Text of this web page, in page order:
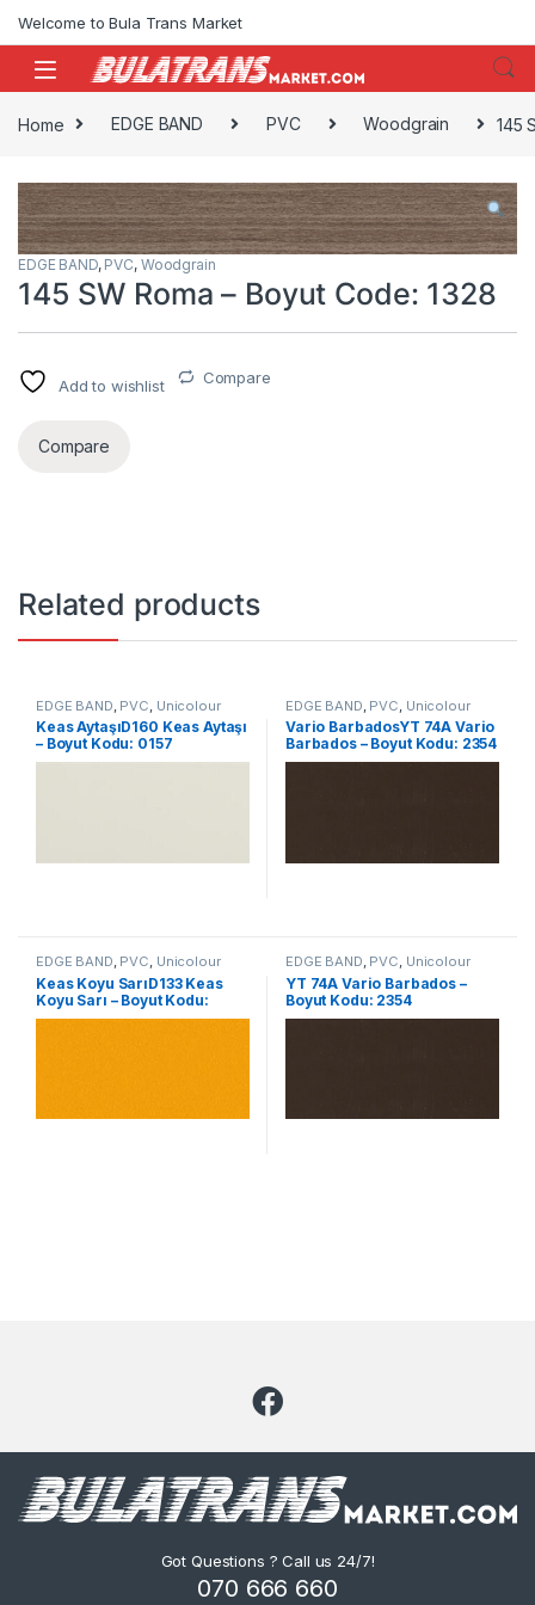
Welcome to Bula Trans Market
Home EDGE BAND PVC Woodgrain 145
EDGE BAND, PVC, Woodgrain
145 SW Roma – Boyut Code: 1328
Add to wishlist Compare
Compare
Related products
EDGE BAND PVC Unicolour
Keas AytaşıD160 Keas Aytaşı
– Boyut Kodu: 0157
EDGE BAND PVC Unicolour
Vario BarbadosYT 74A Vario
Barbados – Boyut Kodu: 2354
EDGE BAND, PVC, Unicolour
Keas Koyu SarıD133 Keas
Koyu Sarı – Boyut Kodu:
0104
EDGE BAND, PVC, Unicolour
YT 74A Vario Barbados –
Boyut Kodu: 2354
Got Questions ? Call us 24/7!
070 666 660